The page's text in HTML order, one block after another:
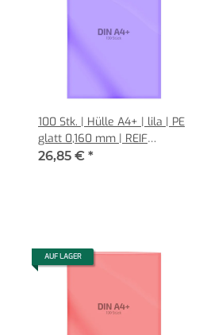
100 Stk. | Hülle A4+ | lila | PE
glatt 0,160 mm | REIF
Hamburg
26,85 € *
AUF LAGER